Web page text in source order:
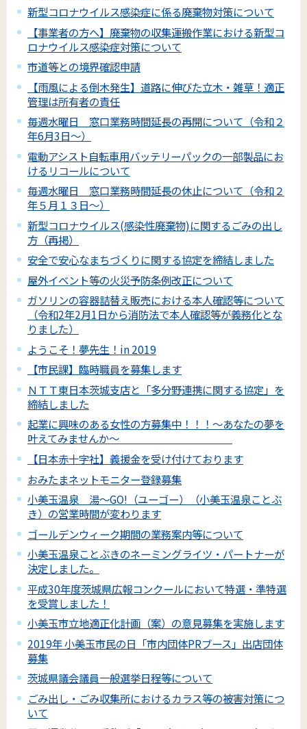
新型コロナウイルス感染症に係る廃棄物対策について
【事業者の方へ】廃棄物の収集運搬作業における新型コ
ロナウイルス感染症対策について
市道等との境界確認申請
【雨風による倒木発生】道路に伸びた立木・雑草！適正
管理は所有者の責任
毎週水曜日 窓口業務時間延長の再開について（令和２
年6月3日～）
電動アシスト自転車用バッテリーパックの一部製品にお
けるリコールについて
毎週水曜日 窓口業務時間延長の休止について（令和２
年５月１３日～）
新型コロナウイルス(感染性廃棄物)に関するごみの出し
方（再掲）
安全で安心なまちづくりに関する協定を締結しました
屋外イベント等の火災予防条例改正について
ガソリンの容器詰替え販売における本人確認等について
（令和2年2月1日から消防法で本人確認等が義務化とな
りました）
ようこそ！夢先生！in 2019
【市民課】臨時職員を募集します
ＮＴＴ東日本茨城支店と「多分野連携に関する協定」を
締結しました
起業に興味のある女性の方募集中！！！～あなたの夢を
叶えてみませんか～
【日本赤十字社】義援金を受け付けております
おみたまネットモニター登録募集
小美玉温泉 湯～GO!（ユーゴー）（小美玉温泉ことぶ
き）の営業時間が変わります
ゴールデンウィーク期間の業務案内等について
小美玉温泉ことぶきのネーミングライツ・パートナーが
決定しました。
平成30年度茨城県広報コンクールにおいて特選・準特選
を受賞しました！
小美玉市立地適正化計画（案）の意見募集を実施します
2019年 小美玉市民の日「市内団体PRブース」出店団体
募集
茨城県議会議員一般選挙日程等について
ごみ出し・ごみ収集所におけるカラス等の被害対策につ
いて